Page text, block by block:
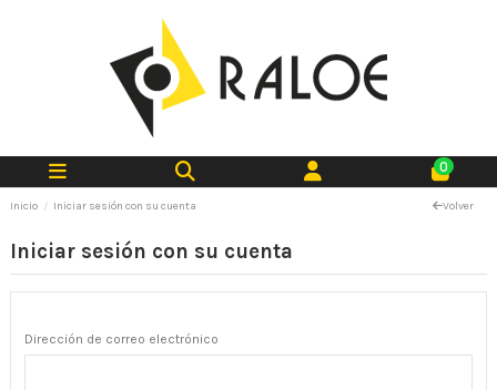
0
Inicio Iniciar sesión con su cuenta Volver
Iniciar sesión con su cuenta
Dirección de correo electrónico